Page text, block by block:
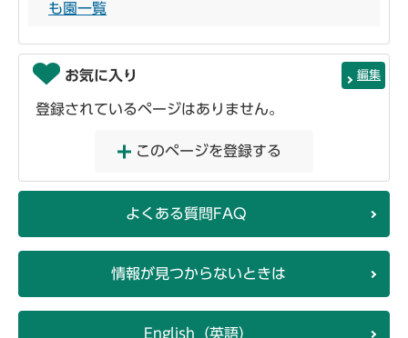
も園一覧
お気に入り 編集
登録されているページはありません。
このページを登録する
よくある質問FAQ
情報が見つからないときは
English（英語）